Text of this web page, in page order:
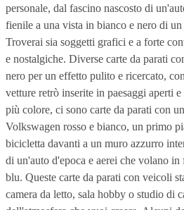
personale, dal fascino nascosto di
fienile a una vista in bianco e nero di
Troverai sia soggetti grafici e a forte
e nostalgiche. Diverse carte da parati
nero per un effetto pulito e ricercato,
vetture retrò inserite in paesaggi aperti
più colore, ci sono carte da parati con
Volkswagen rosso e bianco, un primo
bicicletta davanti a un muro azzurro
di un'auto d'epoca e aerei che volano
blu. Queste carte da parati con veicoli
camera da letto, sala hobby o studio di